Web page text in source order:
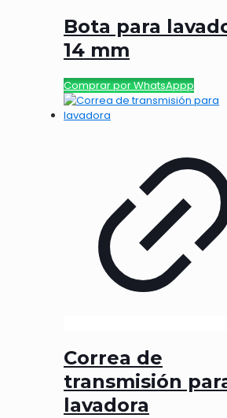
Bota para
14 mm
Comprar por WhatsAppp
Correa de
transmisión
lavadora